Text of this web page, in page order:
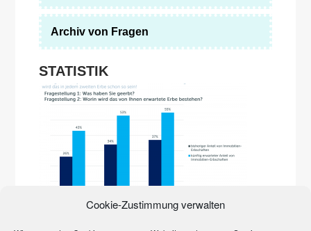
Cookie-Zustimmung verwalten
Archiv von Fragen
STATISTIK
inzwischen auf dem Land. Sie prägen zunehmend das